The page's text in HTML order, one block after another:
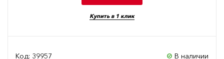
Купить в 1 клик
Код: 39957 В наличии